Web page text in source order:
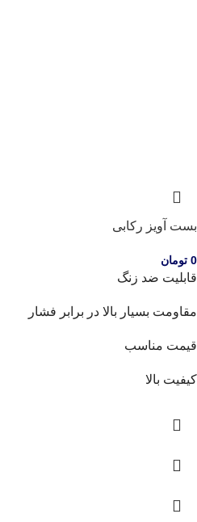
بست آویز رکابی
0 تومان
قابلیت ضد زنگ
مقاومت بسیار بالا در برابر فشار
قیمت مناسب
کیفیت بالا